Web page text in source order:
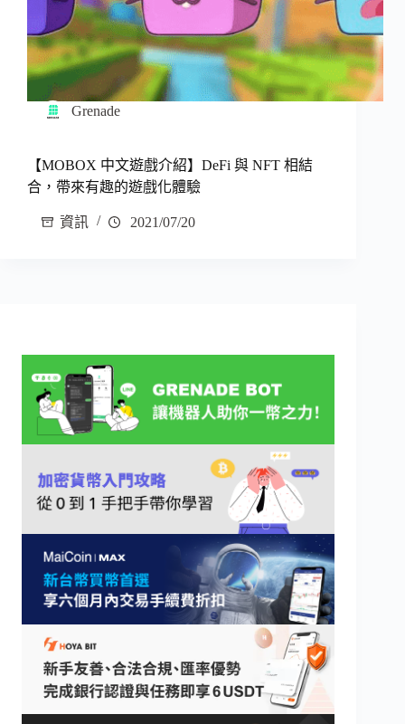
Grenade
【MOBOX 中文遊戲介紹】DeFi 與 NFT 相結
合，帶來有趣的遊戲化體驗
資訊 2021/07/20